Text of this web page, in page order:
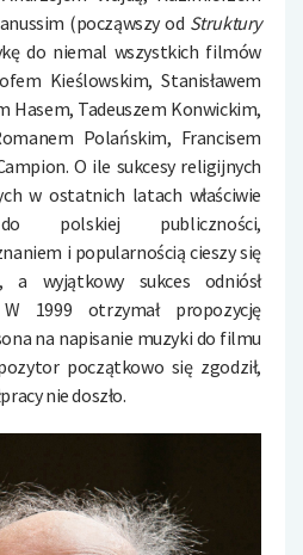
(począwszy od Struktury
do niemal wszystkich filmów
Kieślowskim, Stanisławem
Hasem, Tadeuszem Konwickim,
Polańskim, Francisem
O ile sukcesy religijnych
w ostatnich latach właściwie
polskiej publiczności,
i popularnością cieszy się
a wyjątkowy sukces odniósł
W 1999 otrzymał propozycję
na napisanie muzyki do filmu
początkowo się zgodził,
nie doszło.